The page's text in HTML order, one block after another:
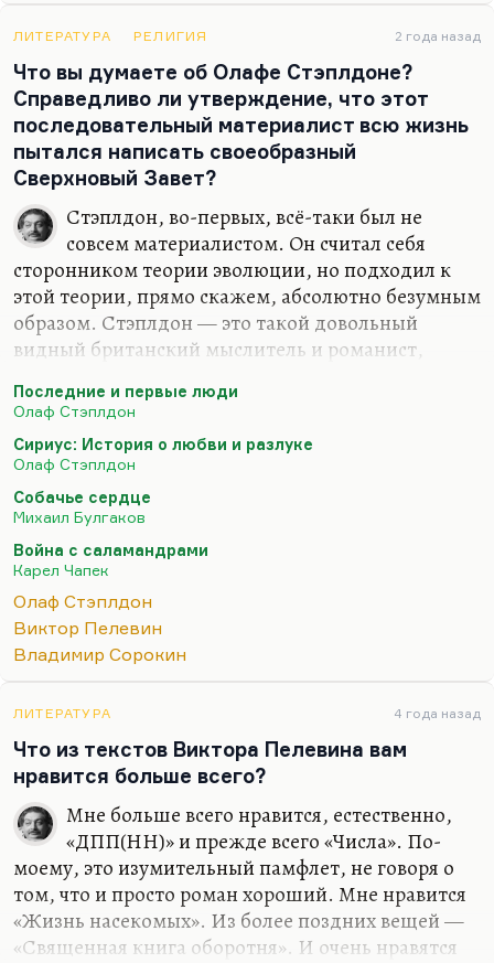
стоило написать для того, чтобы Леонид написал
эти полторы странички.
ЛИТЕРАТУРА РЕЛИГИЯ 2 года назад
Что вы думаете об Олафе Стэплдоне?
Справедливо ли утверждение, что этот
последовательный материалист всю жизнь
пытался написать своеобразный
Сверхновый Завет?
Стэплдон, во-первых, всё-таки был не
совсем материалистом. Он считал себя
сторонником теории эволюции, но подходил к
этой теории, прямо скажем, абсолютно безумным
образом. Стэплдон — это такой довольный
видный британский мыслитель и романист,
очень высоко оценил. Но так случилось, что
действительно массовая культура его никогда не
принимала.
Я никогда не читал (хотя я знаю, про что там — то
есть я пролиставал) его наиболее известных
романов. Вот эта книжка «Последние и первые
люди», «Last and First Men» — там человек,
живущий на Нептуне, принадлежащий к 18-му
поколению человеческой цивилизации,
рассказывает судьбу этих поколений. Это очень…
Последние и первые люди
Олаф Стэплдон
Сириус: История о любви и разлуке
Олаф Стэплдон
Собачье сердце
Михаил Булгаков
Война с саламандрами
Карел Чапек
Олаф Стэплдон
Виктор Пелевин
Владимир Сорокин
ЛИТЕРАТУРА 4 года назад
Что из текстов Виктора Пелевина вам
нравится больше всего?
Мне больше всего нравится, естественно,
«ДПП(НН)» и прежде всего «Числа». По-
моему, это изумительный памфлет, не говоря о
том, что и просто роман хороший. Мне нравится
«Жизнь насекомых». Из более поздних вещей —
«Священная книга оборотня». И очень нравятся